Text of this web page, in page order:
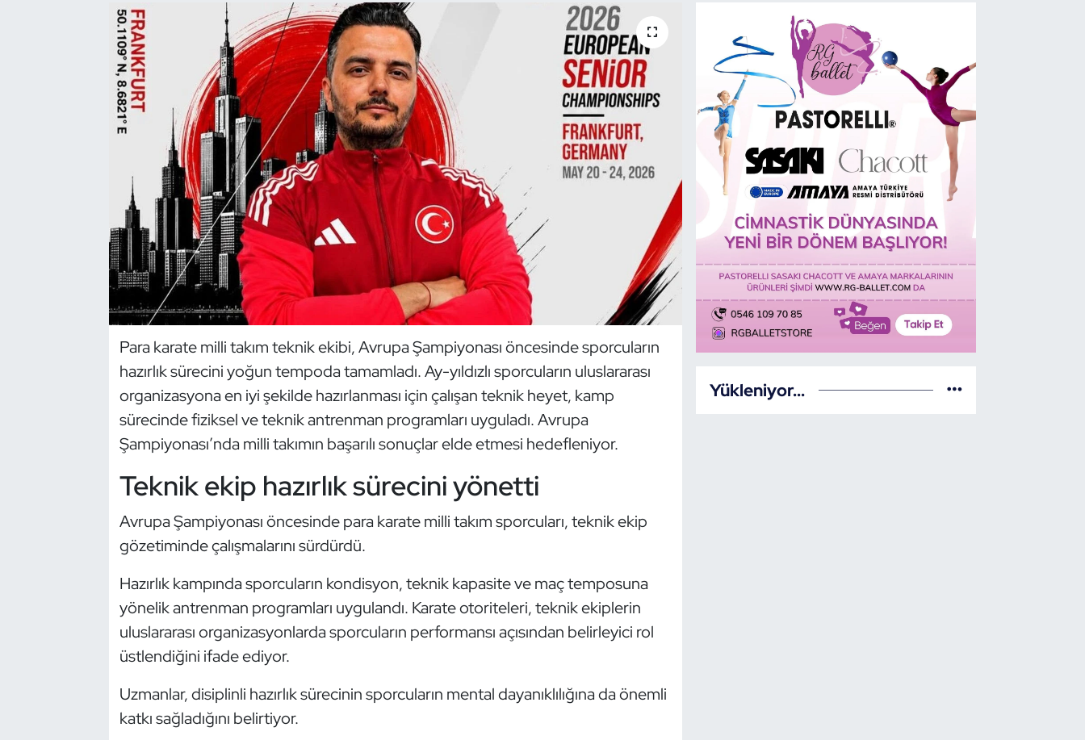
Para karate milli takım teknik ekibi, Avrupa Şampiyonası öncesinde sporcuların
hazırlık sürecini yoğun tempoda tamamladı. Ay-yıldızlı sporcuların uluslararası
organizasyona en iyi şekilde hazırlanması için çalışan teknik heyet, kamp
sürecinde fiziksel ve teknik antrenman programları uyguladı. Avrupa
Şampiyonası’nda milli takımın başarılı sonuçlar elde etmesi hedefleniyor.
Teknik ekip hazırlık sürecini yönetti
Avrupa Şampiyonası öncesinde para karate milli takım sporcuları, teknik ekip
gözetiminde çalışmalarını sürdürdü.
Hazırlık kampında sporcuların kondisyon, teknik kapasite ve maç temposuna
yönelik antrenman programları uygulandı. Karate otoriteleri, teknik ekiplerin
uluslararası organizasyonlarda sporcuların performansı açısından belirleyici rol
üstlendiğini ifade ediyor.
Uzmanlar, disiplinli hazırlık sürecinin sporcuların mental dayanıklılığına da önemli
katkı sağladığını belirtiyor.
Yükleniyor...
Çim Hokeyi
Dans Sporları
Dövüş Sanatı
Hava Sporları